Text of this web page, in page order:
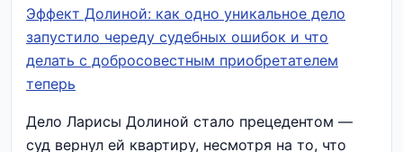
Эффект Долиной: как одно уникальное дело
запустило череду судебных ошибок и что
делать с добросовестным приобретателем
теперь
Дело Ларисы Долиной стало прецедентом —
суд вернул ей квартиру, несмотря на то, что